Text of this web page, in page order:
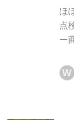
ほ
点
ー
を
部
W